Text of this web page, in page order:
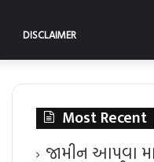
DISCLAIMER
Most Recent
જામીન આપવા